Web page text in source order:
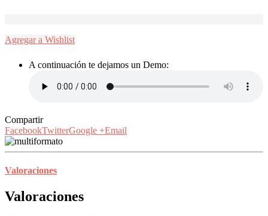
Agregar a Wishlist
A continuación te dejamos un Demo:
Compartir
FacebookTwitterGoogle +Email
Valoraciones
Valoraciones